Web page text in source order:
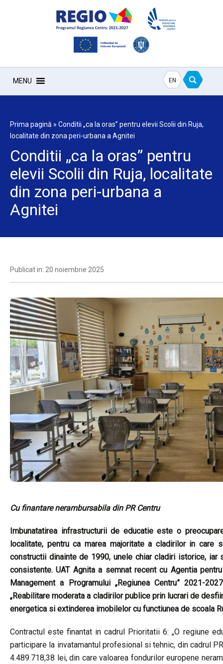
MENU EN
Prima pagină » Conditii „ca la oras” pentru elevii Scolii din Ruja,
localitate din zona peri-urbana a Agnitei
Conditii „ca la oras” pentru
elevii Scolii din Ruja, localitate
din zona peri-urbana a
Agnitei
Publicat in: 20 noiembrie 2025
Cu finantare nerambursabila din PR Centru
Imbunatatirea infrastructurii de educatie este o
localitate, pentru ca marea majoritate a cladirilor in care
constructii dinainte de 1990, unele chiar cladiri istorice, iar
consistente. UAT Agnita a semnat recent cu Agentia
Management a Programului „Regiunea Centru” 2021-
„Reabilitare moderata a cladirilor publice prin lucrari de
energetica si extinderea imobilelor cu functiunea de scoala
Contractul este finantat in cadrul Prioritatii 6: „O regiune
participare la invatamantul profesional si tehnic, din cadrul
4.489.718,38 lei, din care valoarea fondurilor europene